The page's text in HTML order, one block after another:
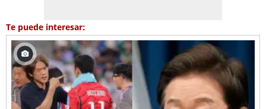
Te puede interesar: